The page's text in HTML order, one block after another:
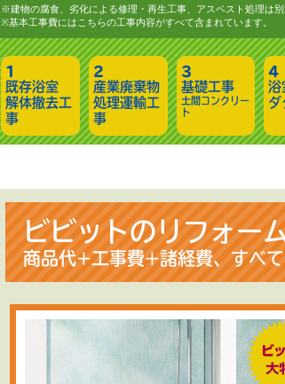
※建物の腐食、劣化による修理・再生工事、アスベスト処理は別
※基本工事費にはこちらの工事内容がすべて含まれています。
既存浴室
解体撤去工
事
産業廃棄物
処理運輸工
事
基礎工事
土間コンクリー
ト
浴
ダ
ビビットのリフォー
商品代+工事費+諸経費、すべ